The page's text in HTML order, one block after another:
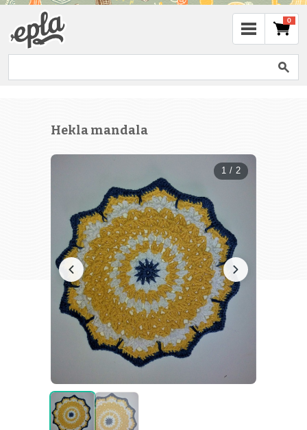
0
Hekla mandala
1 / 2